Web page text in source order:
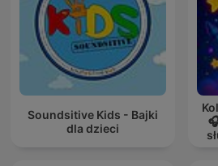
Soundsitive Kids - Bajki
dla dzieci